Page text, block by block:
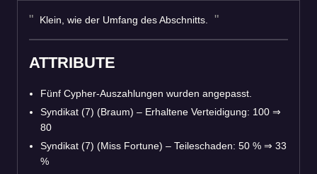
Klein, wie der Umfang des Abschnitts.
ATTRIBUTE
Fünf Cypher-Auszahlungen wurden angepasst.
Syndikat (7) (Braum) – Erhaltene Verteidigung: 100 ⇒
80
Syndikat (7) (Miss Fortune) – Teileschaden: 50 % ⇒ 33
%